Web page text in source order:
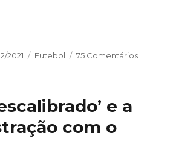
2021 Categorias
Futebol 75 Comentários
e a
com o